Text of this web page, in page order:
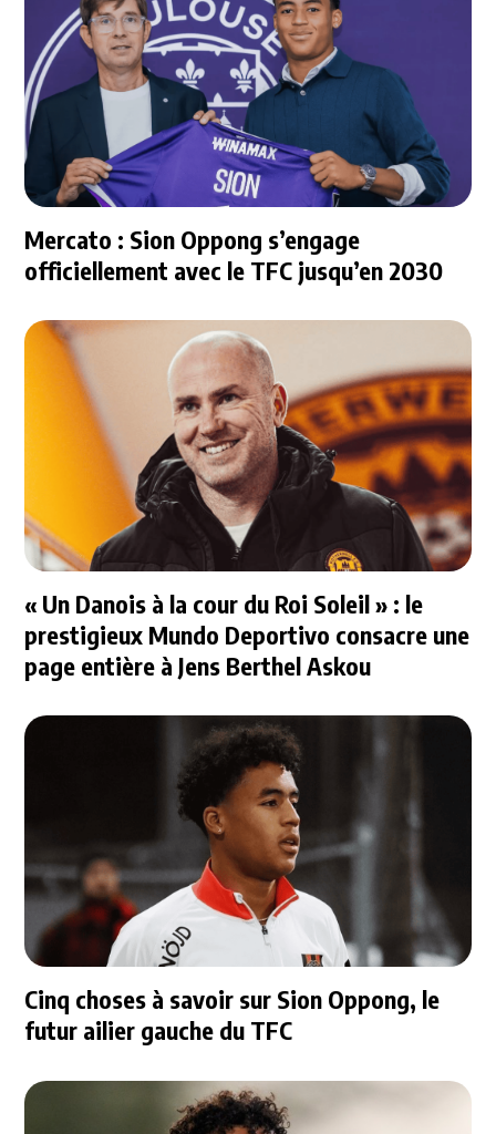
Mercato : Sion Oppong s’engage
officiellement avec le TFC jusqu’en 2030
« Un Danois à la cour du Roi Soleil » : le
prestigieux Mundo Deportivo consacre une
page entière à Jens Berthel Askou
Cinq choses à savoir sur Sion Oppong, le
futur ailier gauche du TFC